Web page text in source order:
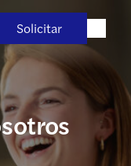
Solicitar